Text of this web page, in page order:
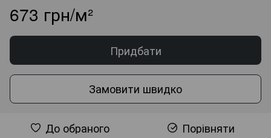
673 грн/м²
Придбати
Замовити швидко
До обраного Порівняти